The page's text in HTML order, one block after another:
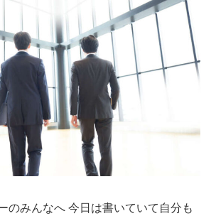
のみんなへ 今日は書いていて自分も